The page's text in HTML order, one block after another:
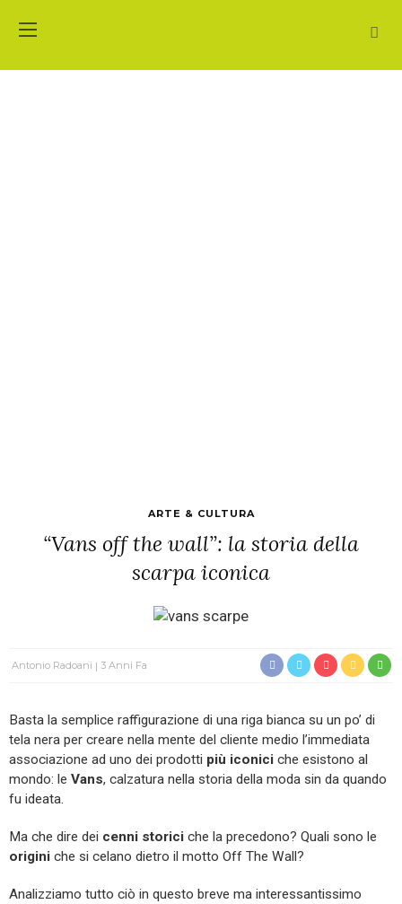
ARTE & CULTURA
“Vans off the wall”: la storia della
scarpa iconica
Antonio Radoani 3 Anni Fa
Basta la semplice raffigurazione di una riga bianca su un po’ di
tela nera per creare nella mente del cliente medio l’immediata
associazione ad uno dei prodotti più iconici che esistono al
mondo: le Vans, calzatura nella storia della moda sin da quando
fu ideata.
Ma che dire dei cenni storici che la precedono? Quali sono le
origini che si celano dietro il motto Off The Wall?
Analizziamo tutto ciò in questo breve ma interessantissimo